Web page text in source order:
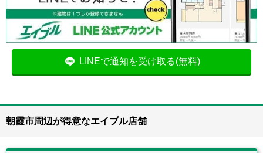
LINEで通知を受け取る(無料)
朝霞市周辺が得意なエイブル店舗